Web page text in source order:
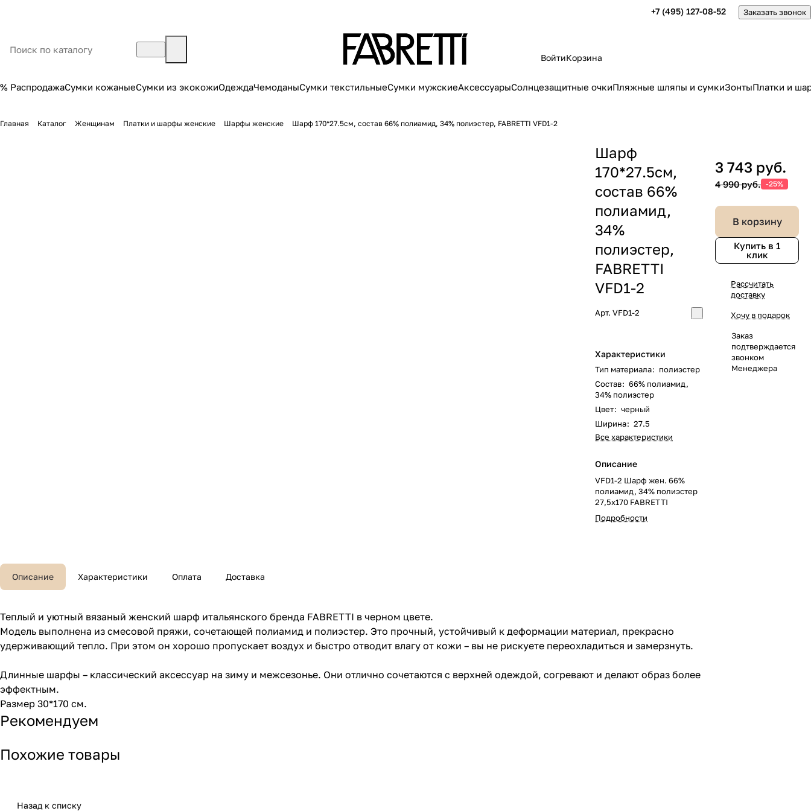
+7 (495) 127-08-52 Заказать звонок
ВойтиКорзина
% РаспродажаСумки кожаныеСумки из экокожиОдеждаЧемоданыСумки текстильныеСумки мужскиеАксессуарыСолнцезащитные очкиПляжные шляпы и сумкиЗонтыПлатки и
Главная Каталог Женщинам Платки и шарфы женские Шарфы женские Шарф 170*27.5см, состав 66% полиамид, 34% полиэстер, FABRETTI VFD1-2
Шарф
170*27.5см,
состав 66%
полиамид,
34%
полиэстер,
FABRETTI
VFD1-2
Арт. VFD1-2
Характеристики
Тип материала: полиэстер
Состав: 66% полиамид,
34% полиэстер
Цвет: черный
Ширина: 27.5
Все характеристики
Описание
VFD1-2 Шарф жен. 66%
полиамид, 34% полиэстер
27,5x170 FABRETTI
Подробности
3 743 руб.
4 990 руб. -25%
В корзину
Купить в 1
клик
Рассчитать
доставку
Хочу в подарок
Заказ
подтверждается
звонком
Менеджера
Описание Характеристики Оплата Доставка
Теплый и уютный вязаный женский шарф итальянского бренда FABRETTI в черном цвете.
Модель выполнена из смесовой пряжи, сочетающей полиамид и полиэстер. Это прочный, устойчивый к деформации материал, прекрасно
удерживающий тепло. При этом он хорошо пропускает воздух и быстро отводит влагу от кожи – вы не рискуете переохладиться и замерзнуть.
Длинные шарфы – классический аксессуар на зиму и межсезонье. Они отлично сочетаются с верхней одеждой, согревают и делают образ более
эффектным.
Размер 30*170 см.
Рекомендуем
Похожие товары
Назад к списку